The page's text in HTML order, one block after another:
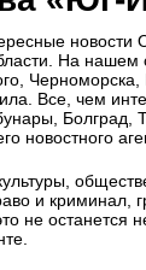
новости
На нашем
Черноморска,
Все, чем
Болград,
новостного
и криминал,
не останется